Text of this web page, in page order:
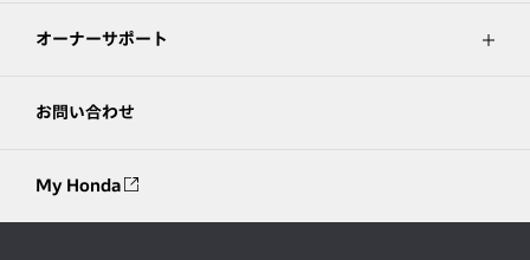
オーナーサポート
お問い合わせ
My Honda